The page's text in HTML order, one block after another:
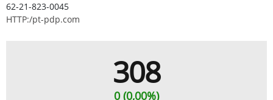
62-21-823-0045
HTTP:/pt-pdp.com
308
0 (0,00%)